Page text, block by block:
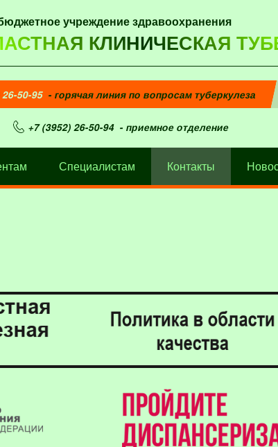
учреждение здравоохранения
КЛИНИЧЕСКАЯ
50-95- горячая линия по вопросам туберкулеза
+7 (3952) 26-50-94- приемное отделение
Специалистам Контакты